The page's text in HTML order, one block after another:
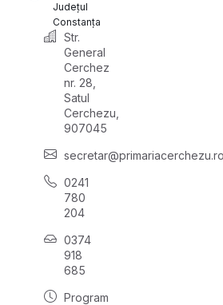
Județul
Constanța
Str.
General
Cerchez
nr. 28,
Satul
Cerchezu,
907045
secretar@primariacerchezu.ro
0241
780
204
0374
918
685
Program